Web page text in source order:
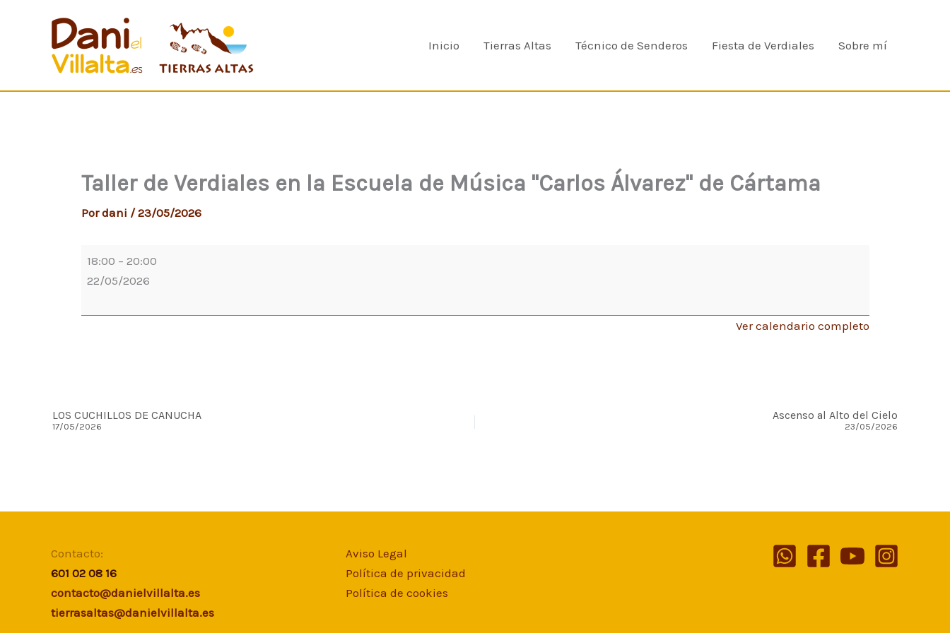
contenido
Inicio Tierras Altas Técnico de Senderos Fiesta de Verdiales Sobre mí
Taller de Verdiales en la Escuela de Música "Carlos Álvarez" de Cártama
Pordani /23/05/2026
de
Verdiales
en
la
Álvarez"
de
18:00 – 20:00
22/05/2026
Ver calendario completo
LOS CUCHILLOS DE CANUCHA
17/05/2026
Ascenso al Alto del Cielo
23/05/2026
Contacto:
601 02 08 16
contacto@danielvillalta.es
tierrasaltas@danielvillalta.es
Aviso Legal
Política de privacidad
Política de cookies